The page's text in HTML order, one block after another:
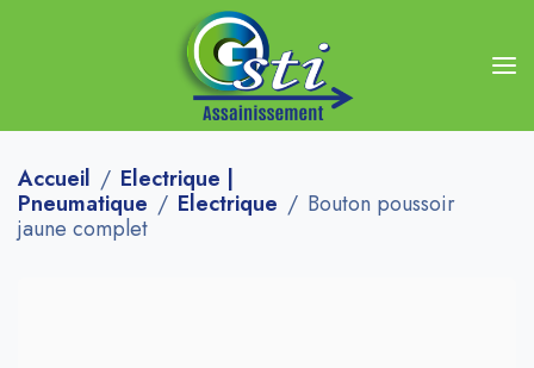
Accueil
Electrique |
Pneumatique
Electrique
Bouton poussoir
jaune complet